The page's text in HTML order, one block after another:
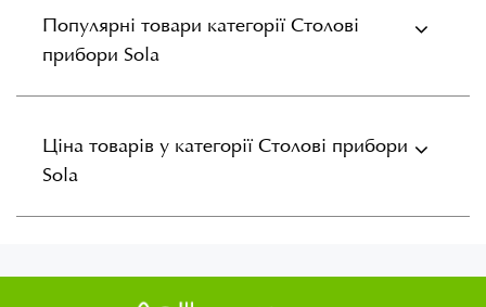
Популярні товари категорії Столові
прибори Sola
Ціна товарів у категорії Столові прибори
Sola